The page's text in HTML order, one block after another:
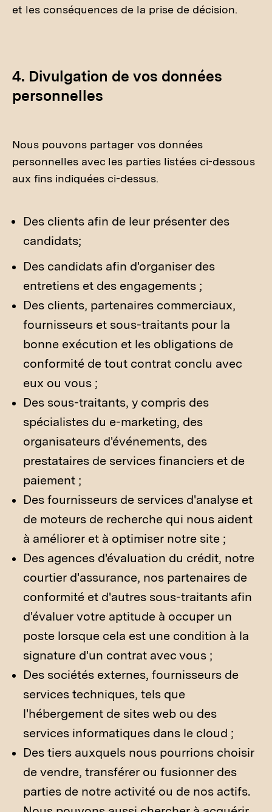
et les conséquences de la prise de décision.
4. Divulgation de vos données
personnelles
Nous pouvons partager vos données
personnelles avec les parties listées ci-dessous
aux fins indiquées ci-dessus.
Des clients afin de leur présenter des
candidats;
Des candidats afin d'organiser des
entretiens et des engagements ;
Des clients, partenaires commerciaux,
fournisseurs et sous-traitants pour la
bonne exécution et les obligations de
conformité de tout contrat conclu avec
eux ou vous ;
Des sous-traitants, y compris des
spécialistes du e-marketing, des
organisateurs d'événements, des
prestataires de services financiers et de
paiement ;
Des fournisseurs de services d'analyse et
de moteurs de recherche qui nous aident
à améliorer et à optimiser notre site ;
Des agences d'évaluation du crédit, notre
courtier d'assurance, nos partenaires de
conformité et d'autres sous-traitants afin
d'évaluer votre aptitude à occuper un
poste lorsque cela est une condition à la
signature d'un contrat avec vous ;
Des sociétés externes, fournisseurs de
services techniques, tels que
l'hébergement de sites web ou des
services informatiques dans le cloud ;
Des tiers auxquels nous pourrions choisir
de vendre, transférer ou fusionner des
parties de notre activité ou de nos actifs.